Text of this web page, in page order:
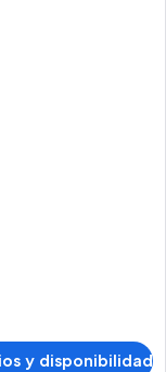
y disponibilidad